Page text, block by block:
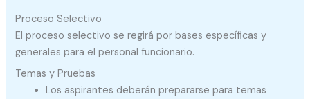
Proceso Selectivo
El proceso selectivo se regirá por bases específicas y
generales para el personal funcionario.
Temas y Pruebas
Los aspirantes deberán prepararse para temas